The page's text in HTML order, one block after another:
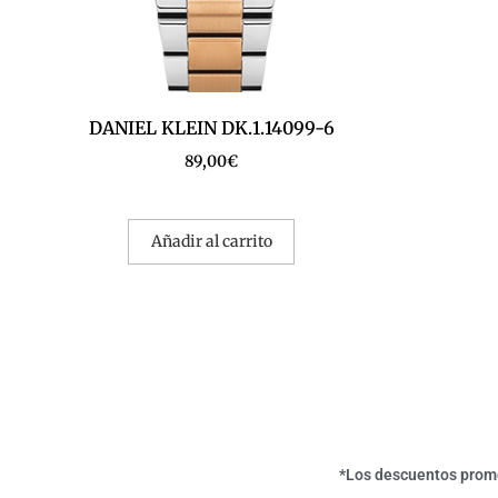
DANIEL KLEIN DK.1.14099-6
89,00€
Añadir al carrito
*Los descuentos